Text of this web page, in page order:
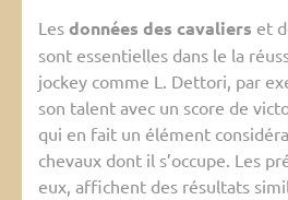
Les données des cavaliers et
sont essentielles dans le la
jockey comme L. Dettori, par
son talent avec un score de
qui en fait un élément
chevaux dont il s’occupe. Les
eux, affichent des résultats